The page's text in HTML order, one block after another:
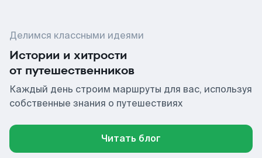
Делимся классными идеями
Истории и хитрости
от путешественников
Каждый день строим маршруты для вас, используя
собственные знания о путешествиях
Читать блог